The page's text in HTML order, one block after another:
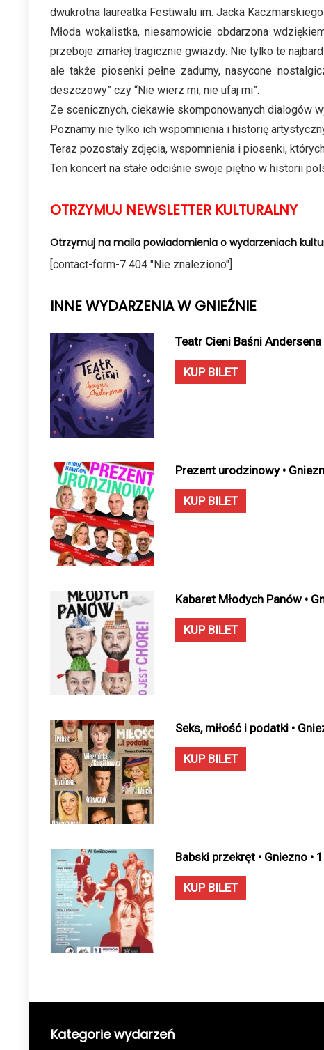
dwukrotna laureatka Festiwalu im. Jacka
Młoda wokalistka, niesamowicie obdarzona
przeboje zmarłej tragicznie gwiazdy. Nie tylko te
ale także piosenki pełne zadumy, nasycone
deszczowy” czy “Nie wierz mi, nie ufaj mi”.
Ze scenicznych, ciekawie skomponowanych dialogów
Poznamy nie tylko ich wspomnienia i historię
Teraz pozostały zdjęcia, wspomnienia i piosenki,
Ten koncert na stałe odciśnie swoje piętno w historii
OTRZYMUJ NEWSLETTER KULTURALNY
Otrzymuj na maila powiadomienia o wydarzeniach
[contact-form-7 404 "Nie znaleziono"]
INNE WYDARZENIA W GNIEŹNIE
Teatr Cieni Baśni
KUP BILET
Prezent urodzinowy •
KUP BILET
Kabaret Młodych Panów •
KUP BILET
Seks, miłość i podatki •
KUP BILET
Babski przekręt • Gniezno •
KUP BILET
Kategorie wydarzeń